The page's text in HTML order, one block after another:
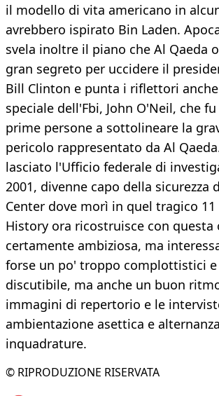
il modello di vita americano in
avrebbero ispirato Bin Laden.
svela inoltre il piano che Al Qaeda
gran segreto per uccidere il
Bill Clinton e punta i riflettori
speciale dell'Fbi, John O'Neil, che
prime persone a sottolineare la
pericolo rappresentato da Al
lasciato l'Ufficio federale di
2001, divenne capo della sicurezza
Center dove morì in quel tragico
History ora ricostruisce con questa
certamente ambiziosa, ma
forse un po' troppo complottistici
discutibile, ma anche un buon
immagini di repertorio e le
ambientazione asettica e
inquadrature.
© RIPRODUZIONE RISERVATA